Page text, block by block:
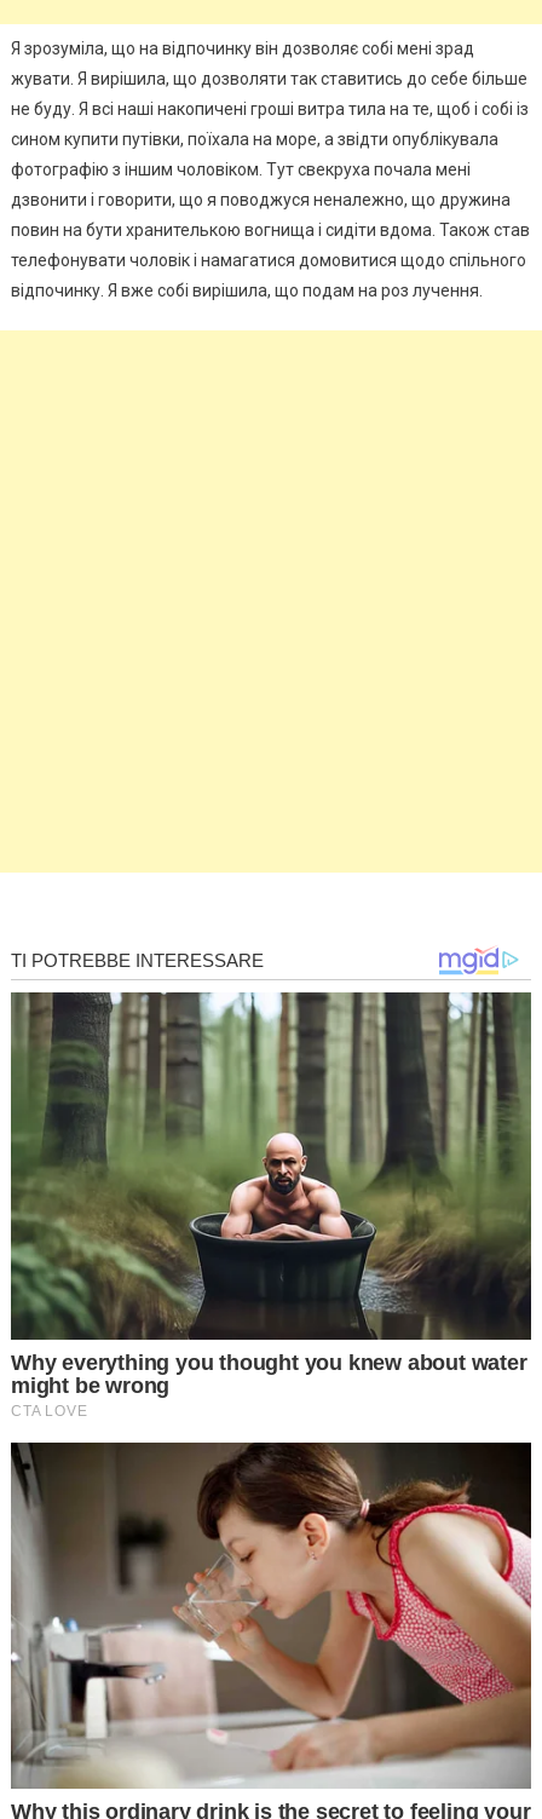
Я зрозуміла, що на відпочинку він дозволяє собі мені зрад
жувати. Я вирішила, що дозволяти так ставитись до себе більше
не буду. Я всі наші накопичені гроші витра тила на те, щоб і собі із
сином купити путівки, поїхала на море, а звідти опублікувала
фотографію з іншим чоловіком. Тут свекруха почала мені
дзвонити і говорити, що я поводжуся неналежно, що дружина
повин на бути хранителькою вогнища і сидіти вдома. Також став
телефонувати чоловік і намагатися домовитися щодо спільного
відпочинку. Я вже собі вирішила, що подам на роз лучення.